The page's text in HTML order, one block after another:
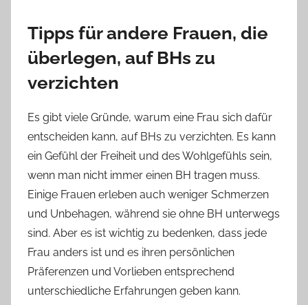
Tipps für andere Frauen, die
überlegen, auf BHs zu
verzichten
Es gibt viele Gründe, warum eine Frau sich dafür
entscheiden kann, auf BHs zu verzichten. Es kann
ein Gefühl der Freiheit und des Wohlgefühls sein,
wenn man nicht immer einen BH tragen muss.
Einige Frauen erleben auch weniger Schmerzen
und Unbehagen, während sie ohne BH unterwegs
sind. Aber es ist wichtig zu bedenken, dass jede
Frau anders ist und es ihren persönlichen
Präferenzen und Vorlieben entsprechend
unterschiedliche Erfahrungen geben kann.